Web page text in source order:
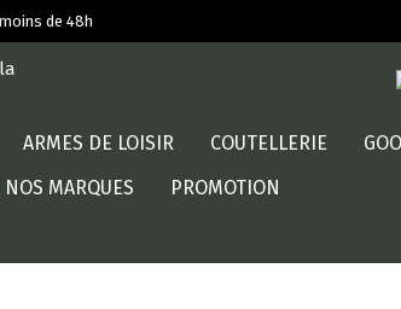
de 48h
ARMES DE LOISIR COUTELLERIE
NOS MARQUES PROMOTION